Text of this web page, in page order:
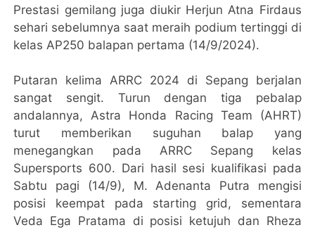
Prestasi gemilang juga diukir Herjun Atna Firdaus
sehari sebelumnya saat meraih podium tertinggi di
kelas AP250 balapan pertama (14/9/2024).
Putaran kelima ARRC 2024 di Sepang berjalan
sangat sengit. Turun dengan tiga pebalap
andalannya, Astra Honda Racing Team (AHRT)
turut memberikan suguhan balap yang
menegangkan pada ARRC Sepang kelas
Supersports 600. Dari hasil sesi kualifikasi pada
Sabtu pagi (14/9), M. Adenanta Putra mengisi
posisi keempat pada starting grid, sementara
Veda Ega Pratama di posisi ketujuh dan Rheza